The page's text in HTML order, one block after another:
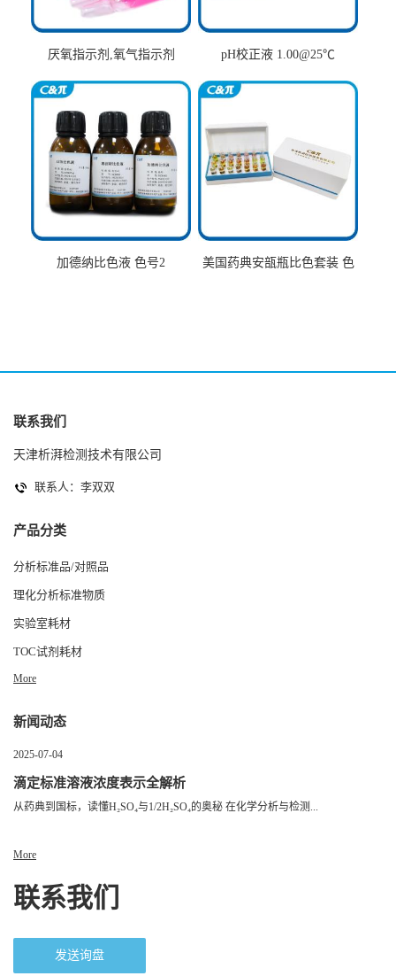
厌氧指示剂,氧气指示剂 pH校正液 1.00@25℃
加德纳比色液 色号2
美国药典安瓿瓶比色套装 色
联系我们
天津析湃检测技术有限公司
联系人：李双双
产品分类
分析标准品/对照品
理化分析标准物质
实验室耗材
TOC试剂耗材
More
新闻动态
2025-07-04
滴定标准溶液浓度表示全解析
从药典到国标，读懂H₂SO₄与1/2H₂SO₄的奥秘 在化学分析与检测...
More
联系我们
发送询盘